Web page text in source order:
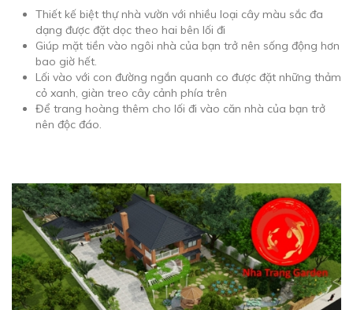
Thiết kế biệt thự nhà vườn với nhiều loại cây màu sắc đa
dạng được đặt dọc theo hai bên lối đi
Giúp mặt tiền vào ngôi nhà của bạn trở nên sống động hơn
bao giờ hết.
Lối vào với con đường ngắn quanh co được đặt những thảm
cỏ xanh, giàn treo cây cảnh phía trên
Để trang hoàng thêm cho lối đi vào căn nhà của bạn trở
nên độc đáo.